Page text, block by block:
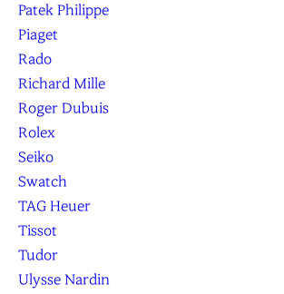
Patek Philippe
Piaget
Rado
Richard Mille
Roger Dubuis
Rolex
Seiko
Swatch
TAG Heuer
Tissot
Tudor
Ulysse Nardin